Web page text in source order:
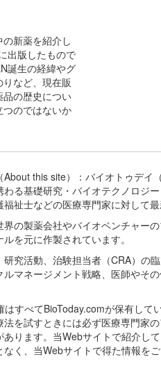
新薬を紹介し
出版したもので
誕生の経緯やグ
など、現在販
の歴史につい
のではないか
this site）：バイオトゥデイ
る基礎研究・バイオテクノロジ
祉士などの医療専門家に対して
界の製薬会社やバイオベンチャー
を元に作製されています。
究活動、治験担当者（CRA）の
ルマネージメント戦略、医師やそ
はすべてBioToday.comが保有し
法を試すときには必ず医療専門家
あります。当Webサイトで紹介し
なく、当Webサイトで得た情報を